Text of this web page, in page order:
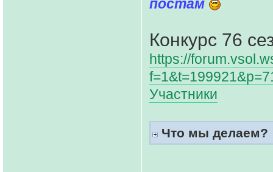
постам
Конкурс 76
https://
Участники
Что мы делаем?